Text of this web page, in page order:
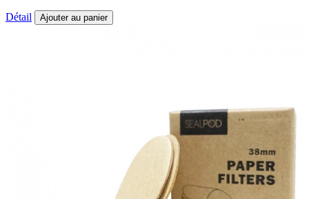
Détail Ajouter au panier